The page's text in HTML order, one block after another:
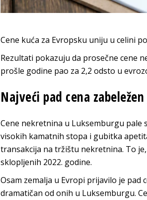
Cene kuća za Evropsku uniju u celini
Rezultati pokazuju da prosečne cene
prošle godine pao za 2,2 odsto u
Najveći pad cena
Cene nekretnina u Luksemburgu pale
visokih kamatnih stopa i gubitka
transakcija na tržištu nekretnina. To
sklopljenih 2022. godine.
Osam zemalja u Evropi prijavilo je pad
dramatičan od onih u Luksemburgu.